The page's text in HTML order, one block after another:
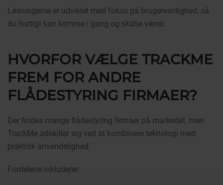
Løsningerne er udviklet med fokus på brugervenlighed, så
du hurtigt kan komme i gang og skabe værdi.
HVORFOR VÆLGE TRACKME
FREM FOR ANDRE
FLÅDESTYRING FIRMAER?
Der findes mange flådestyring firmaer på markedet, men
TrackMe adskiller sig ved at kombinere teknologi med
praktisk anvendelighed.
Fordelene inkluderer: